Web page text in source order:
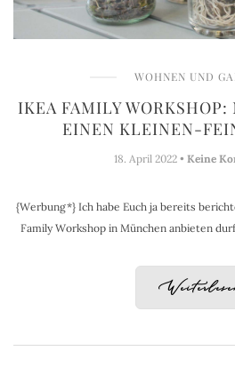
WOHNEN UND
IKEA FAMILY
EINEN KLEINEN-
18. April 2022 • Keine
{Werbung*} Ich habe Euch ja bereits
Family Workshop in München anbieten